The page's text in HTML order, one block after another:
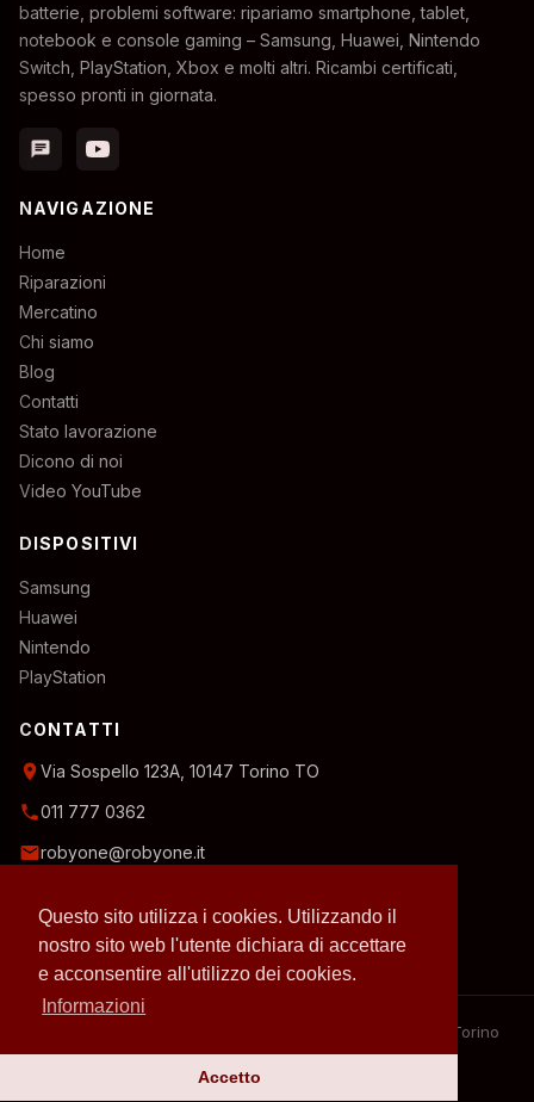
Questo sito utilizza i cookies. Utilizzando il
nostro sito web l'utente dichiara di accettare
e acconsentire all'utilizzo dei cookies.
Informazioni
Accetto
batterie, problemi software: ripariamo smartphone, tablet,
notebook e console gaming – Samsung, Huawei, Nintendo
Switch, PlayStation, Xbox e molti altri. Ricambi certificati,
spesso pronti in giornata.
chat
NAVIGAZIONE
Home
Riparazioni
Mercatino
Chi siamo
Blog
Contatti
Stato lavorazione
Dicono di noi
Video YouTube
DISPOSITIVI
Samsung
Huawei
Nintendo
PlayStation
CONTATTI
location_onVia Sospello 123A, 10147 Torino TO
phone011 777 0362
emailrobyone@robyone.it
Mar, Gio, Sab: 10:00–12:30Domenica: chiuso
– 2026 RobyOne – Laboratorio riparazioni specializzato a Torino
– P.IVA 07636130010